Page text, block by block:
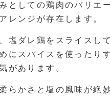
としての鶏肉のバリエ
レンジが存在します。
塩ダレ鶏をスライスし
にスパイスを使ったり
があります。
らかさと塩の風味が絶